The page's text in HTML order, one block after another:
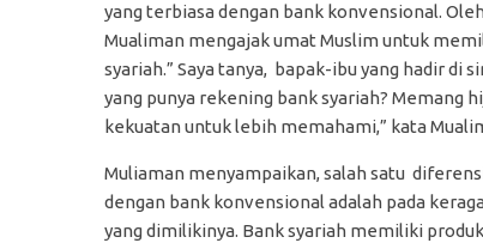
yang terbiasa dengan bank konvensional.
Mualiman mengajak umat Muslim untuk
syariah.” Saya tanya, bapak-ibu yang hadir di
yang punya rekening bank syariah? Memang
kekuatan untuk lebih memahami,” kata
Muliaman menyampaikan, salah satu
dengan bank konvensional adalah pada
yang dimilikinya. Bank syariah memiliki